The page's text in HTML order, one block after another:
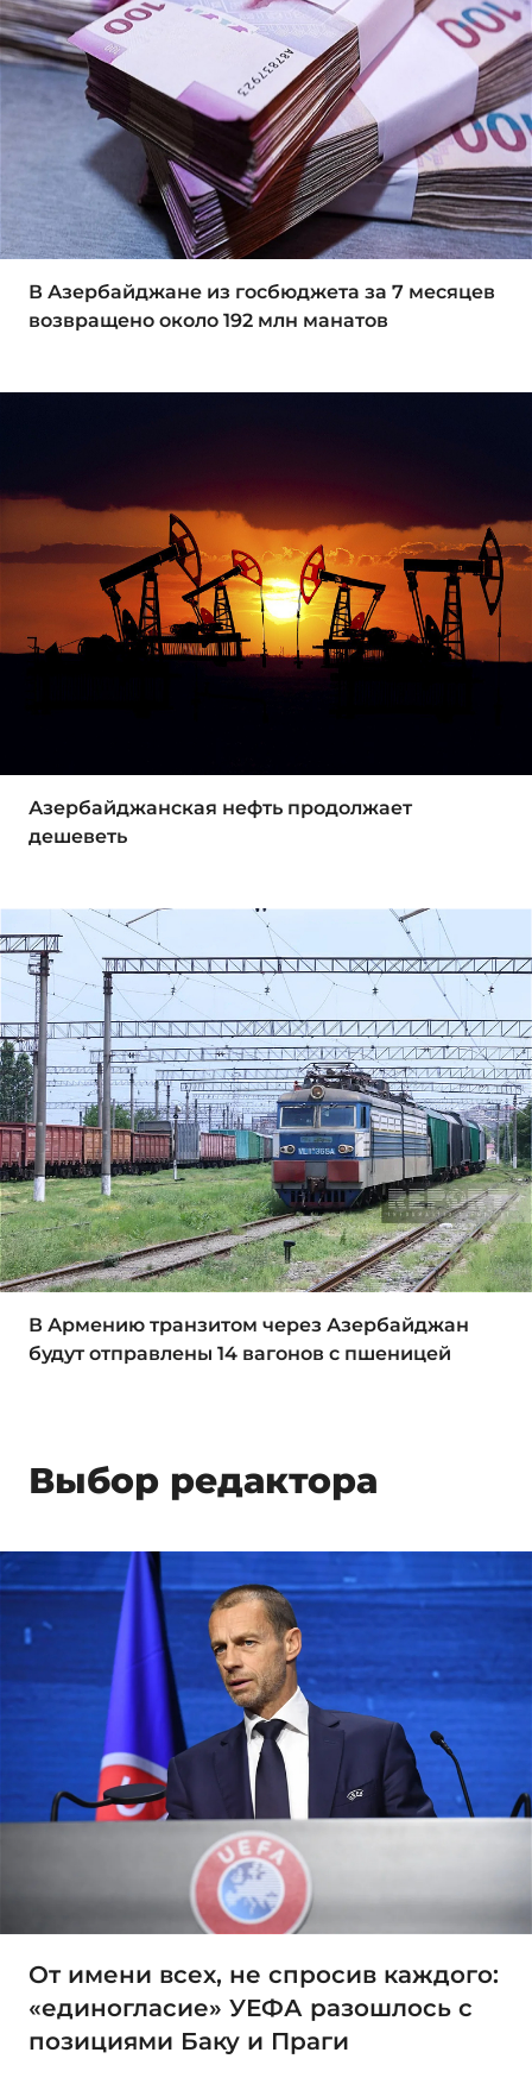
В Азербайджане из госбюджета за 7 месяцев
возвращено около 192 млн манатов
Азербайджанская нефть продолжает
дешеветь
В Армению транзитом через Азербайджан
будут отправлены 14 вагонов с пшеницей
Выбор редактора
От имени всех, не спросив каждого:
«единогласие» УЕФА разошлось с
позициями Баку и Праги